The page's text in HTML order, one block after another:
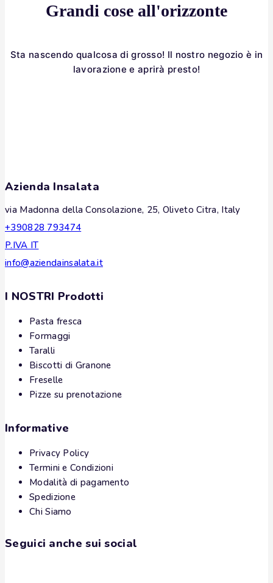
Grandi cose all'orizzonte
Sta nascendo qualcosa di grosso! Il nostro negozio è in
lavorazione e aprirà presto!
Azienda Insalata
via Madonna della Consolazione, 25, Oliveto Citra, Italy
+390828 793474
P.IVA IT
info@aziendainsalata.it
I NOSTRI Prodotti
Pasta fresca
Formaggi
Taralli
Biscotti di Granone
Freselle
Pizze su prenotazione
Informative
Privacy Policy
Termini e Condizioni
Modalità di pagamento
Spedizione
Chi Siamo
Seguici anche sui social